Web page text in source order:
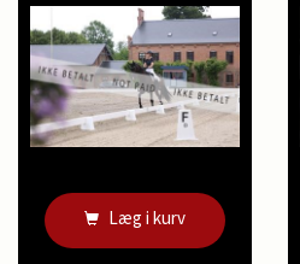
Læg i kurv